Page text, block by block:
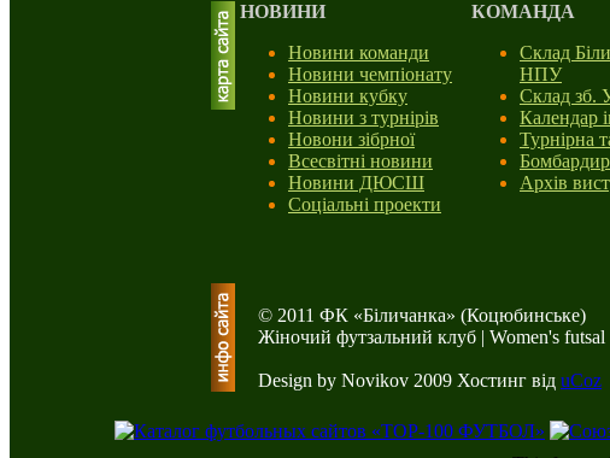
НОВИНИ
Новини команди
Новини чемпіонату
Новини кубку
Новини з турнірів
Новони зібрної
Всесвітні новини
Новини ДЮСШ
Соціальні проекти
КОМАНДА
Склад
НПУ
Склад зб.
Календар
Турнірна
Архів
© 2011 ФК «Біличанка» (Коцюбинське)
Жіночий футзальний клуб | Women's futsal
Design by Novikov 2009 Хостинг від uCoz